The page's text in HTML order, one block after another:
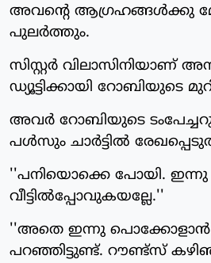
അവന്റെ ആഗ്രഹങ്ങള്‍ക്കു
പുലര്‍ത്തും.
സിസ്റ്റര്‍ വിലാസിനിയാണ്
ഡ്യൂട്ടിക്കായി റോബിയുടെ
അവര്‍ റോബിയുടെ
പള്‍സും ചാര്‍ട്ടില്‍
''പനിയൊക്കെ പോയി. ഇന്നു
വീട്ടില്‍പ്പോവുകയല്ലേ.''
''അതെ ഇന്നു പൊക്കോളാന്‍
പറഞ്ഞിട്ടുണ്ട്. റൗണ്ട്‌സ്